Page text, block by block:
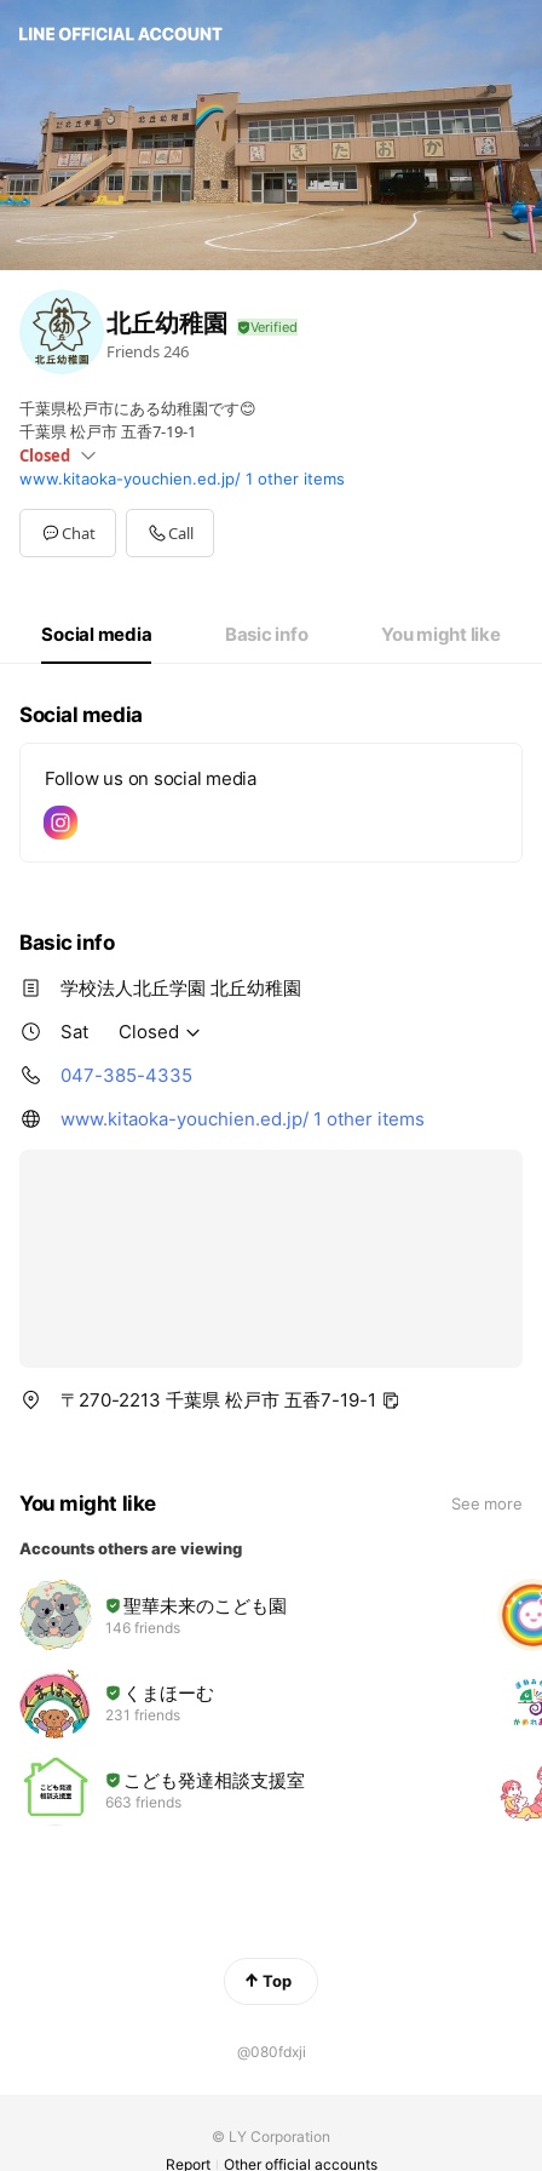
北丘幼稚園
Friends246
千葉県松戸市にある幼稚園です😊
千葉県 松戸市 五香7-19-1
Closed
SunClosed
Mon08:50 - 14:00
Tue08:50 - 14:00
Wed08:50 - 14:00
Closed
www.kitaoka-youchien.ed.jp/ 1 other items
Chat Call
Social media Basic info You might like
Social media
Follow us on social media
Basic info
学校法人北丘学園 北丘幼稚園
Sat
Closed
047-385-4335
www.kitaoka-youchien.ed.jp/ 1 other items
〒270-2213 千葉県 松戸市 五香7-19-1
You might like See more
Accounts others are viewing
聖華未来のこども園
146 friends
くまほーむ
231 friends
こども発達相談支援室
663 friends
Top
@080fdxji
© LY Corporation
Report
Other official accounts